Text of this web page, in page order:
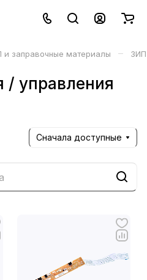
и заправочные материалы – ЗИП
/ управления
Сначала доступные